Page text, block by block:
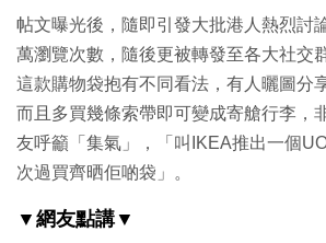
帖文曝光後，隨即引發大批港人熱烈討
萬瀏覽次數，隨後更被轉發至各大社交
這款購物袋抱有不同看法，有人曬圖分
而且多買幾條索帶即可變成寄艙行李，
友呼籲「集氣」，「叫IKEA推出一個
次過買齊晒佢啲袋」。
▼網友點講▼